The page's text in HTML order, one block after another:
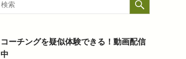
コーチングを疑似体験できる！動画配信
中